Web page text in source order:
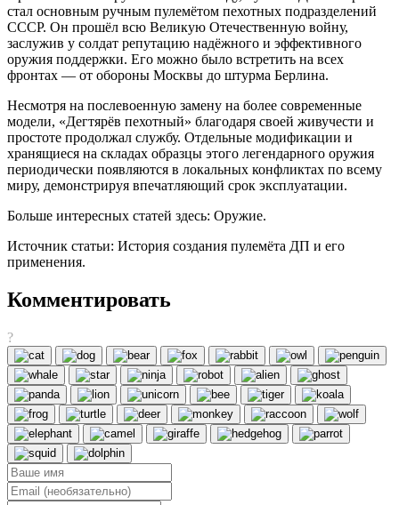
стал основным ручным пулемётом пехотных подразделений
СССР. Он прошёл всю Великую Отечественную войну,
заслужив у солдат репутацию надёжного и эффективного
оружия поддержки. Его можно было встретить на всех
фронтах — от обороны Москвы до штурма Берлина.
Несмотря на послевоенную замену на более современные
модели, «Дегтярёв пехотный» благодаря своей живучести и
простоте продолжал службу. Отдельные модификации и
хранящиеся на складах образцы этого легендарного оружия
периодически появляются в локальных конфликтах по всему
миру, демонстрируя впечатляющий срок эксплуатации.
Больше интересных статей здесь: Оружие.
Источник статьи: История создания пулемёта ДП и его
применения.
Комментировать
?